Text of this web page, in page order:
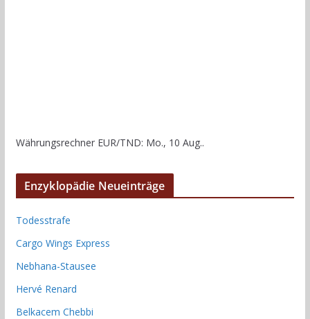
Währungsrechner EUR/TND: Mo., 10 Aug..
Enzyklopädie Neueinträge
Todesstrafe
Cargo Wings Express
Nebhana-Stausee
Hervé Renard
Belkacem Chebbi